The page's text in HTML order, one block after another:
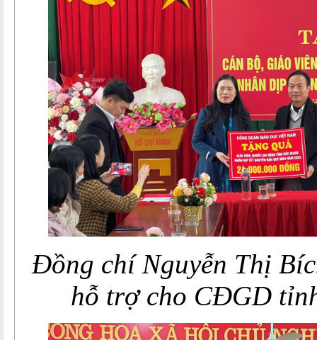
Đồng chí Nguyễn Thị
hỗ trợ cho CĐGD